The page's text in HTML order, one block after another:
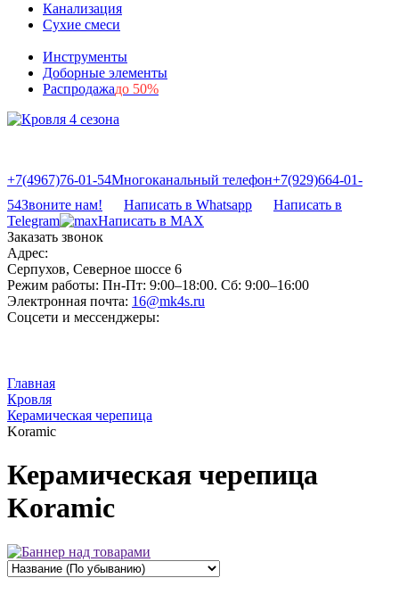
Канализация
Сухие смеси
Инструменты
Доборные элементы
Распродажадо 50%
+7(4967)76-01-54Многоканальный телефон+7(929)664-01-
54Звоните нам! Написать в Whatsapp
Написать в
Telegram
Написать в MAX
Заказать звонок
Адрес:
Серпухов, Северное шоссе 6
Режим работы: Пн-Пт: 9:00–18:00. Сб: 9:00–16:00
Электронная почта: 16@mk4s.ru
Соцсети и мессенджеры:
Главная
Кровля
Керамическая черепица
Koramic
Керамическая черепица
Koramic